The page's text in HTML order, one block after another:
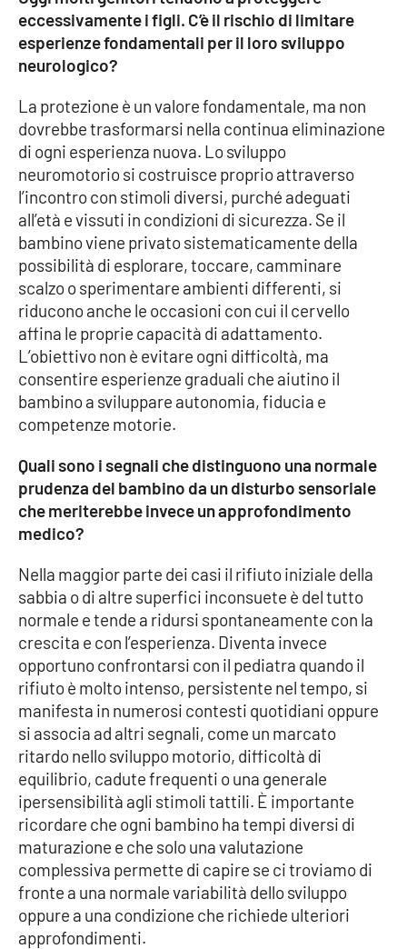
Lacplay.it
Lactv.it
Laconair.it
Lacitymag.it
Lacapitalenews.it
Ilreggino.it
Cosenzachannel.it
Ilvibonese.it
Catanzarochannel.it
Android
Apple
eccessivamente i figli. C’è il rischio di limitare
esperienze fondamentali per il loro sviluppo
neurologico?
La protezione è un valore fondamentale, ma non
dovrebbe trasformarsi nella continua eliminazione
di ogni esperienza nuova. Lo sviluppo
neuromotorio si costruisce proprio attraverso
l’incontro con stimoli diversi, purché adeguati
all’età e vissuti in condizioni di sicurezza. Se il
bambino viene privato sistematicamente della
possibilità di esplorare, toccare, camminare
scalzo o sperimentare ambienti differenti, si
riducono anche le occasioni con cui il cervello
affina le proprie capacità di adattamento.
L’obiettivo non è evitare ogni difficoltà, ma
consentire esperienze graduali che aiutino il
bambino a sviluppare autonomia, fiducia e
competenze motorie.
Quali sono i segnali che distinguono una normale
prudenza del bambino da un disturbo sensoriale
che meriterebbe invece un approfondimento
medico?
Nella maggior parte dei casi il rifiuto iniziale della
sabbia o di altre superfici inconsuete è del tutto
normale e tende a ridursi spontaneamente con la
crescita e con l’esperienza. Diventa invece
opportuno confrontarsi con il pediatra quando il
rifiuto è molto intenso, persistente nel tempo, si
manifesta in numerosi contesti quotidiani oppure
si associa ad altri segnali, come un marcato
ritardo nello sviluppo motorio, difficoltà di
equilibrio, cadute frequenti o una generale
ipersensibilità agli stimoli tattili. È importante
ricordare che ogni bambino ha tempi diversi di
maturazione e che solo una valutazione
complessiva permette di capire se ci troviamo di
fronte a una normale variabilità dello sviluppo
oppure a una condizione che richiede ulteriori
approfondimenti.